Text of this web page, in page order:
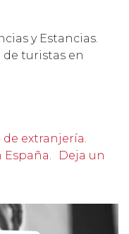
y Estancias.
turistas en
extranjería.
Deja un